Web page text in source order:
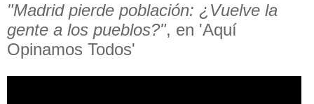
"Madrid pierde población: ¿Vuelve la
gente a los pueblos?", en 'Aquí
Opinamos Todos'